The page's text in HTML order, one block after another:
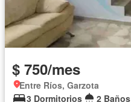
$ 750/mes
Entre Ríos, Garzota
3 Dormitorios
2 Baños